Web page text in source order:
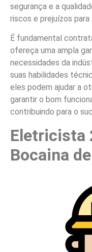
segurança e a
riscos e prejuízos para
É fundamental
ofereça uma ampla
necessidades da
suas habilidades
eles podem ajudar a
garantir o bom
contribuindo para o
Eletricista
Bocaina